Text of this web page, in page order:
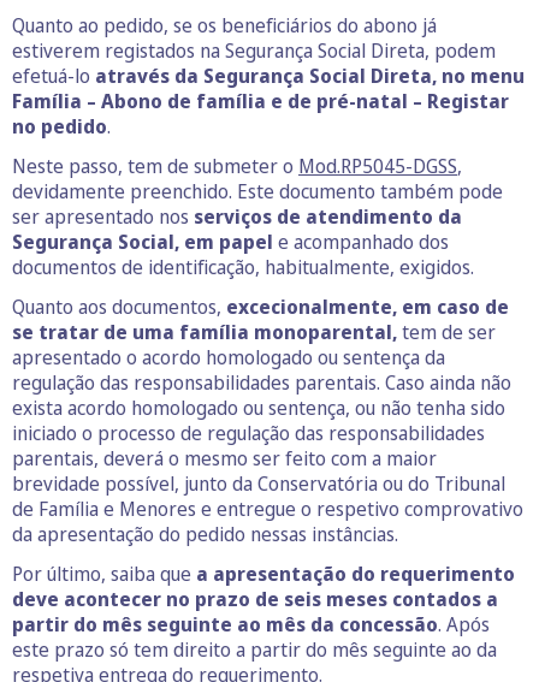
Quanto ao pedido, se os beneficiários do abono já
estiverem registados na Segurança Social Direta, podem
efetuá-lo através da Segurança Social Direta, no menu
Família – Abono de família e de pré-natal – Registar
no pedido.
Neste passo, tem de submeter o Mod.RP5045-DGSS,
devidamente preenchido. Este documento também pode
ser apresentado nos serviços de atendimento da
Segurança Social, em papel e acompanhado dos
documentos de identificação, habitualmente, exigidos.
Quanto aos documentos, excecionalmente, em caso de
se tratar de uma família monoparental,tem de ser
apresentado o acordo homologado ou sentença da
regulação das responsabilidades parentais. Caso ainda não
exista acordo homologado ou sentença, ou não tenha sido
iniciado o processo de regulação das responsabilidades
parentais, deverá o mesmo ser feito com a maior
brevidade possível, junto da Conservatória ou do Tribunal
de Família e Menores e entregue o respetivo comprovativo
da apresentação do pedido nessas instâncias.
Por último, saiba que a apresentação do requerimento
deve acontecer no prazo de seis meses contados a
partir do mês seguinte ao mês da concessão. Após
este prazo só tem direito a partir do mês seguinte ao da
respetiva entrega do requerimento.